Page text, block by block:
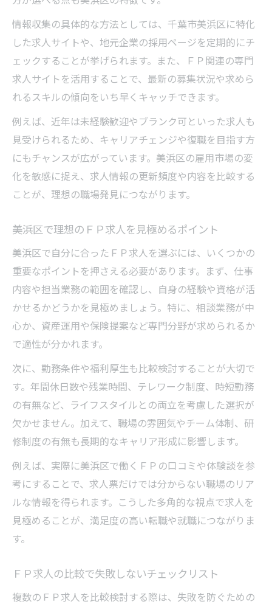
正社員・パート両対応の美浜区ＦＰ求人情
報
キャリア形成に最適な美浜区ＦＰ求人情報
ＦＰ求人情報でキャリアアップを目指す秘
美浜区で長期安定を実現するＦＰ求人選び
資格取得支援が充実したＦＰ求人の探し方
美浜区で経験を活かすＦＰ求人情報の見方
キャリア形成に役立つＦＰ求人比較ポイン
ワークライフバランスで選ぶＦＰの職場環境
美浜区ＦＰ求人で叶えるワークライフバラ
ンス
残業少なめなＦＰ求人の見極め方と注意点
有給取得率に注目したＦＰ求人情報の選び
方
家庭と両立できる美浜区ＦＰ求人の特徴
働きやすさ重視のＦＰ求人環境を探すコツ
資格を活かすための美浜区ＦＰ求人探し
ＦＰ資格を最大限に活かす求人情報の見方
美浜区で資格が評価されるＦＰ求人選び
未経験歓迎のＦＰ求人で資格を活用する方
資格保持者向けの美浜区ＦＰ求人情報収集
美浜区ＦＰ求人で安定した将来設計を実現
長期雇用を目指すＦＰ求人情報の選び方
情報収集の具体的な方法としては、千葉市美浜区に特化
した求人サイトや、地元企業の採用ページを定期的にチ
ェックすることが挙げられます。また、ＦＰ関連の専門
求人サイトを活用することで、最新の募集状況や求めら
れるスキルの傾向をいち早くキャッチできます。
例えば、近年は未経験歓迎やブランク可といった求人も
見受けられるため、キャリアチェンジや復職を目指す方
にもチャンスが広がっています。美浜区の雇用市場の変
化を敏感に捉え、求人情報の更新頻度や内容を比較する
ことが、理想の職場発見につながります。
美浜区で理想のＦＰ求人を見極めるポイント
美浜区で自分に合ったＦＰ求人を選ぶには、いくつかの
重要なポイントを押さえる必要があります。まず、仕事
内容や担当業務の範囲を確認し、自身の経験や資格が活
かせるかどうかを見極めましょう。特に、相談業務が中
心か、資産運用や保険提案など専門分野が求められるか
で適性が分かれます。
次に、勤務条件や福利厚生も比較検討することが大切で
す。年間休日数や残業時間、テレワーク制度、時短勤務
の有無など、ライフスタイルとの両立を考慮した選択が
欠かせません。加えて、職場の雰囲気やチーム体制、研
修制度の有無も長期的なキャリア形成に影響します。
例えば、実際に美浜区で働くＦＰの口コミや体験談を参
考にすることで、求人票だけでは分からない職場のリア
ルな情報を得られます。こうした多角的な視点で求人を
見極めることが、満足度の高い転職や就職につながりま
す。
ＦＰ求人の比較で失敗しないチェックリスト
複数のＦＰ求人を比較検討する際は、失敗を防ぐための